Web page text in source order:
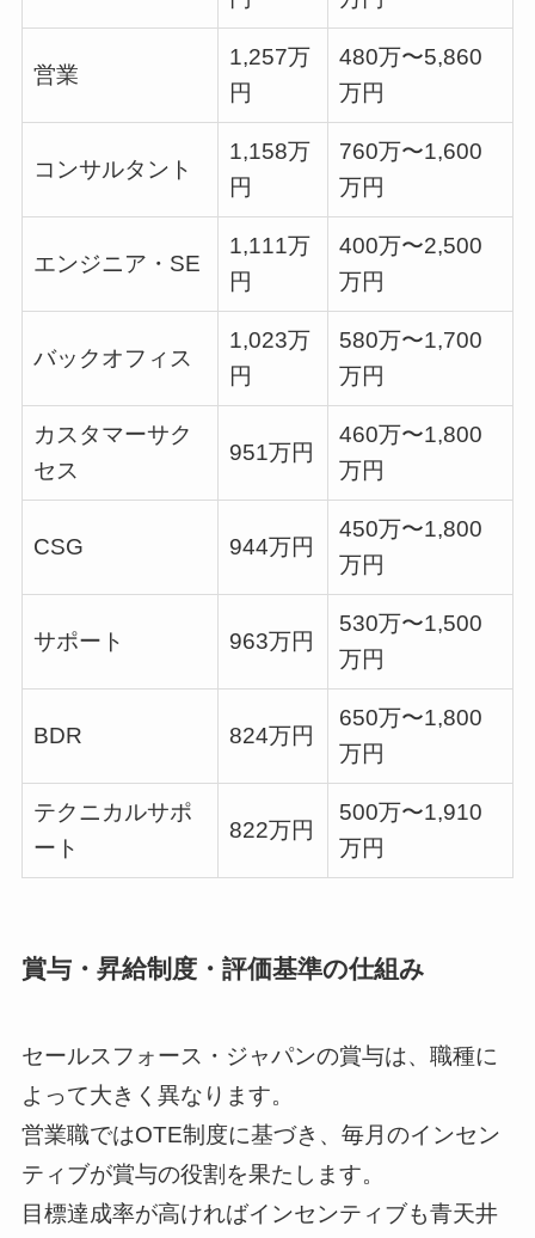
営業
1,257万
円
480万〜5,860
万円
コンサルタント
1,158万
円
760万〜1,600
万円
エンジニア・SE
1,111万
円
400万〜2,500
万円
バックオフィス
1,023万
円
580万〜1,700
万円
カスタマーサク
セス
951万円
460万〜1,800
万円
CSG 944万円
450万〜1,800
万円
サポート 963万円
530万〜1,500
万円
BDR 824万円
650万〜1,800
万円
テクニカルサポ
ート
822万円
500万〜1,910
万円
賞与・昇給制度・評価基準の仕組み
セールスフォース・ジャパンの賞与は、職種に
よって大きく異なります。
営業職ではOTE制度に基づき、毎月のインセン
ティブが賞与の役割を果たします。
目標達成率が高ければインセンティブも青天井